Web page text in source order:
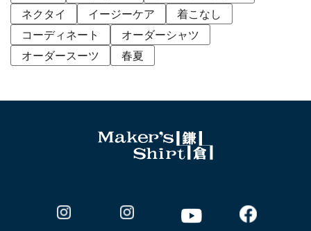
ネクタイ
イージーケア
着こなし
コーディネート
オーダーシャツ
オーダースーツ
春夏